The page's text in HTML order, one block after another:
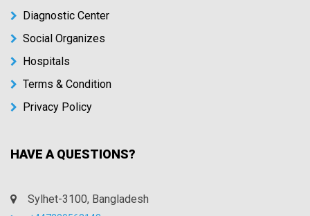
Diagnostic Center
Social Organizes
Hospitals
Terms & Condition
Privacy Policy
HAVE A QUESTIONS?
Sylhet-3100, Bangladesh